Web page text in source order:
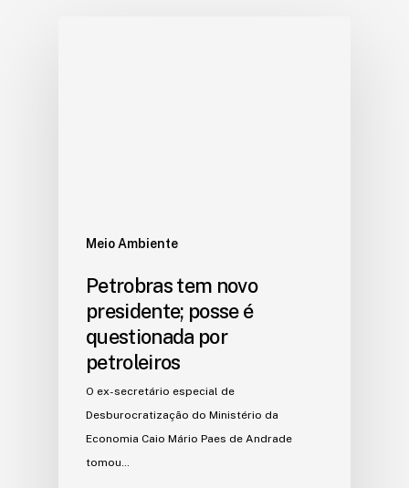
Meio Ambiente
Petrobras tem novo
presidente; posse é
questionada por
petroleiros
O ex-secretário especial de
Desburocratização do Ministério da
Economia Caio Mário Paes de Andrade
tomou…